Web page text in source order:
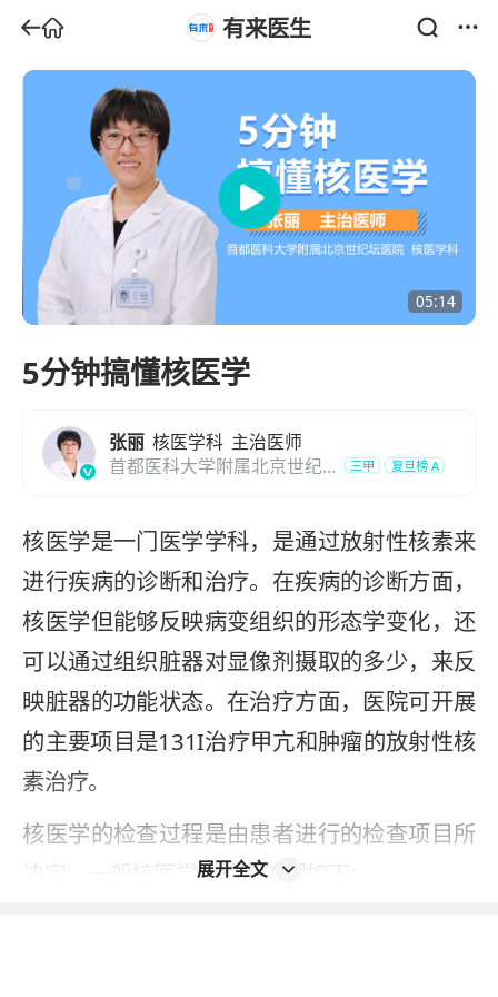
有来医生
05:14
5分钟搞懂核医学
张丽 核医学科 主治医师
首都医科大学附属北京世纪
三甲 复旦榜 A
核医学是一门医学学科，是通过放射性核素来
进行疾病的诊断和治疗。在疾病的诊断方面，
核医学但能够反映病变组织的形态学变化，还
可以通过组织脏器对显像剂摄取的多少，来反
映脏器的功能状态。在治疗方面，医院可开展
的主要项目是131I治疗甲亢和肿瘤的放射性核
素治疗。
核医学的检查过程是由患者进行的检查项目所
决定。一般核医学的检查流程如下：
展开全文